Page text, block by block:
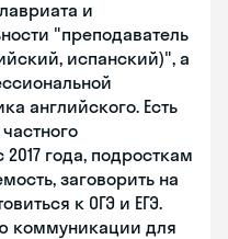
и
"преподаватель
испанский)", а
английского. Есть
года, подросткам
заговорить на
к ОГЭ и ЕГЭ.
коммуникации для